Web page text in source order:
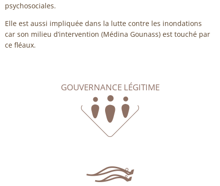
psychosociales.
Elle est aussi impliquée dans la lutte contre les inondations
car son milieu d’intervention (Médina Gounass) est touché par
ce fléaux.
GOUVERNANCE LÉGITIME